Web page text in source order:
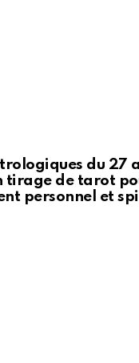
du 27
tirage de tarot
personnel et